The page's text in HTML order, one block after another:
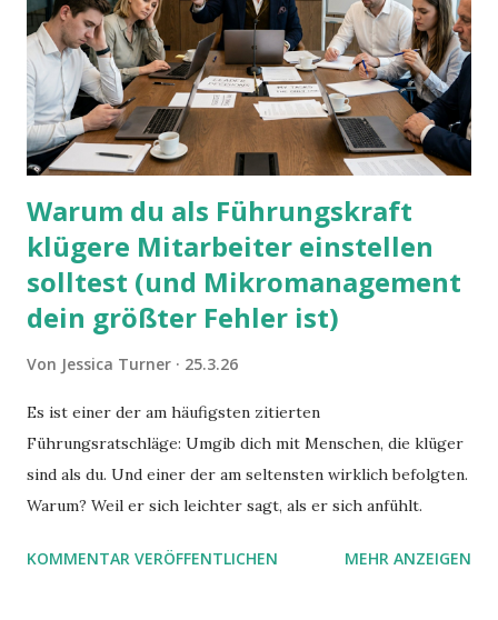
Warum du als Führungskraft
klügere Mitarbeiter einstellen
solltest (und Mikromanagement
dein größter Fehler ist)
Von Jessica Turner 25.3.26
Es ist einer der am häufigsten zitierten
Führungsratschläge: Umgib dich mit Menschen, die klüger
sind als du. Und einer der am seltensten wirklich befolgten.
Warum? Weil er sich leichter sagt, als er sich anfühlt.
KOMMENTAR VERÖFFENTLICHEN MEHR ANZEIGEN